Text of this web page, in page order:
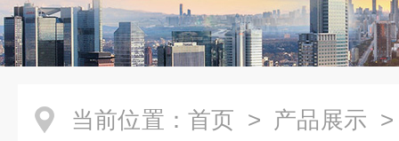
当前位置： 首页 > 产品展示